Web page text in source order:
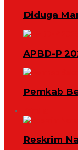
Diduga
APBD-P
Pemkab
Reskrim